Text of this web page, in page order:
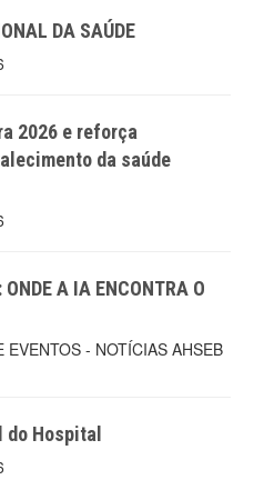
DA SAÚDE
2026 e reforça
da saúde
ONDE A IA ENCONTRA O
EVENTOS - NOTÍCIAS AHSEB
Hospital